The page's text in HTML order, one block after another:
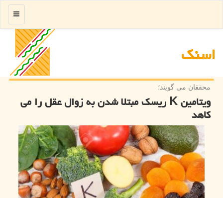
اسنك
منو
محققان می گویند؛
ویتامین K ریسک مبتلا شدن به زوال عقل را می
کاهد